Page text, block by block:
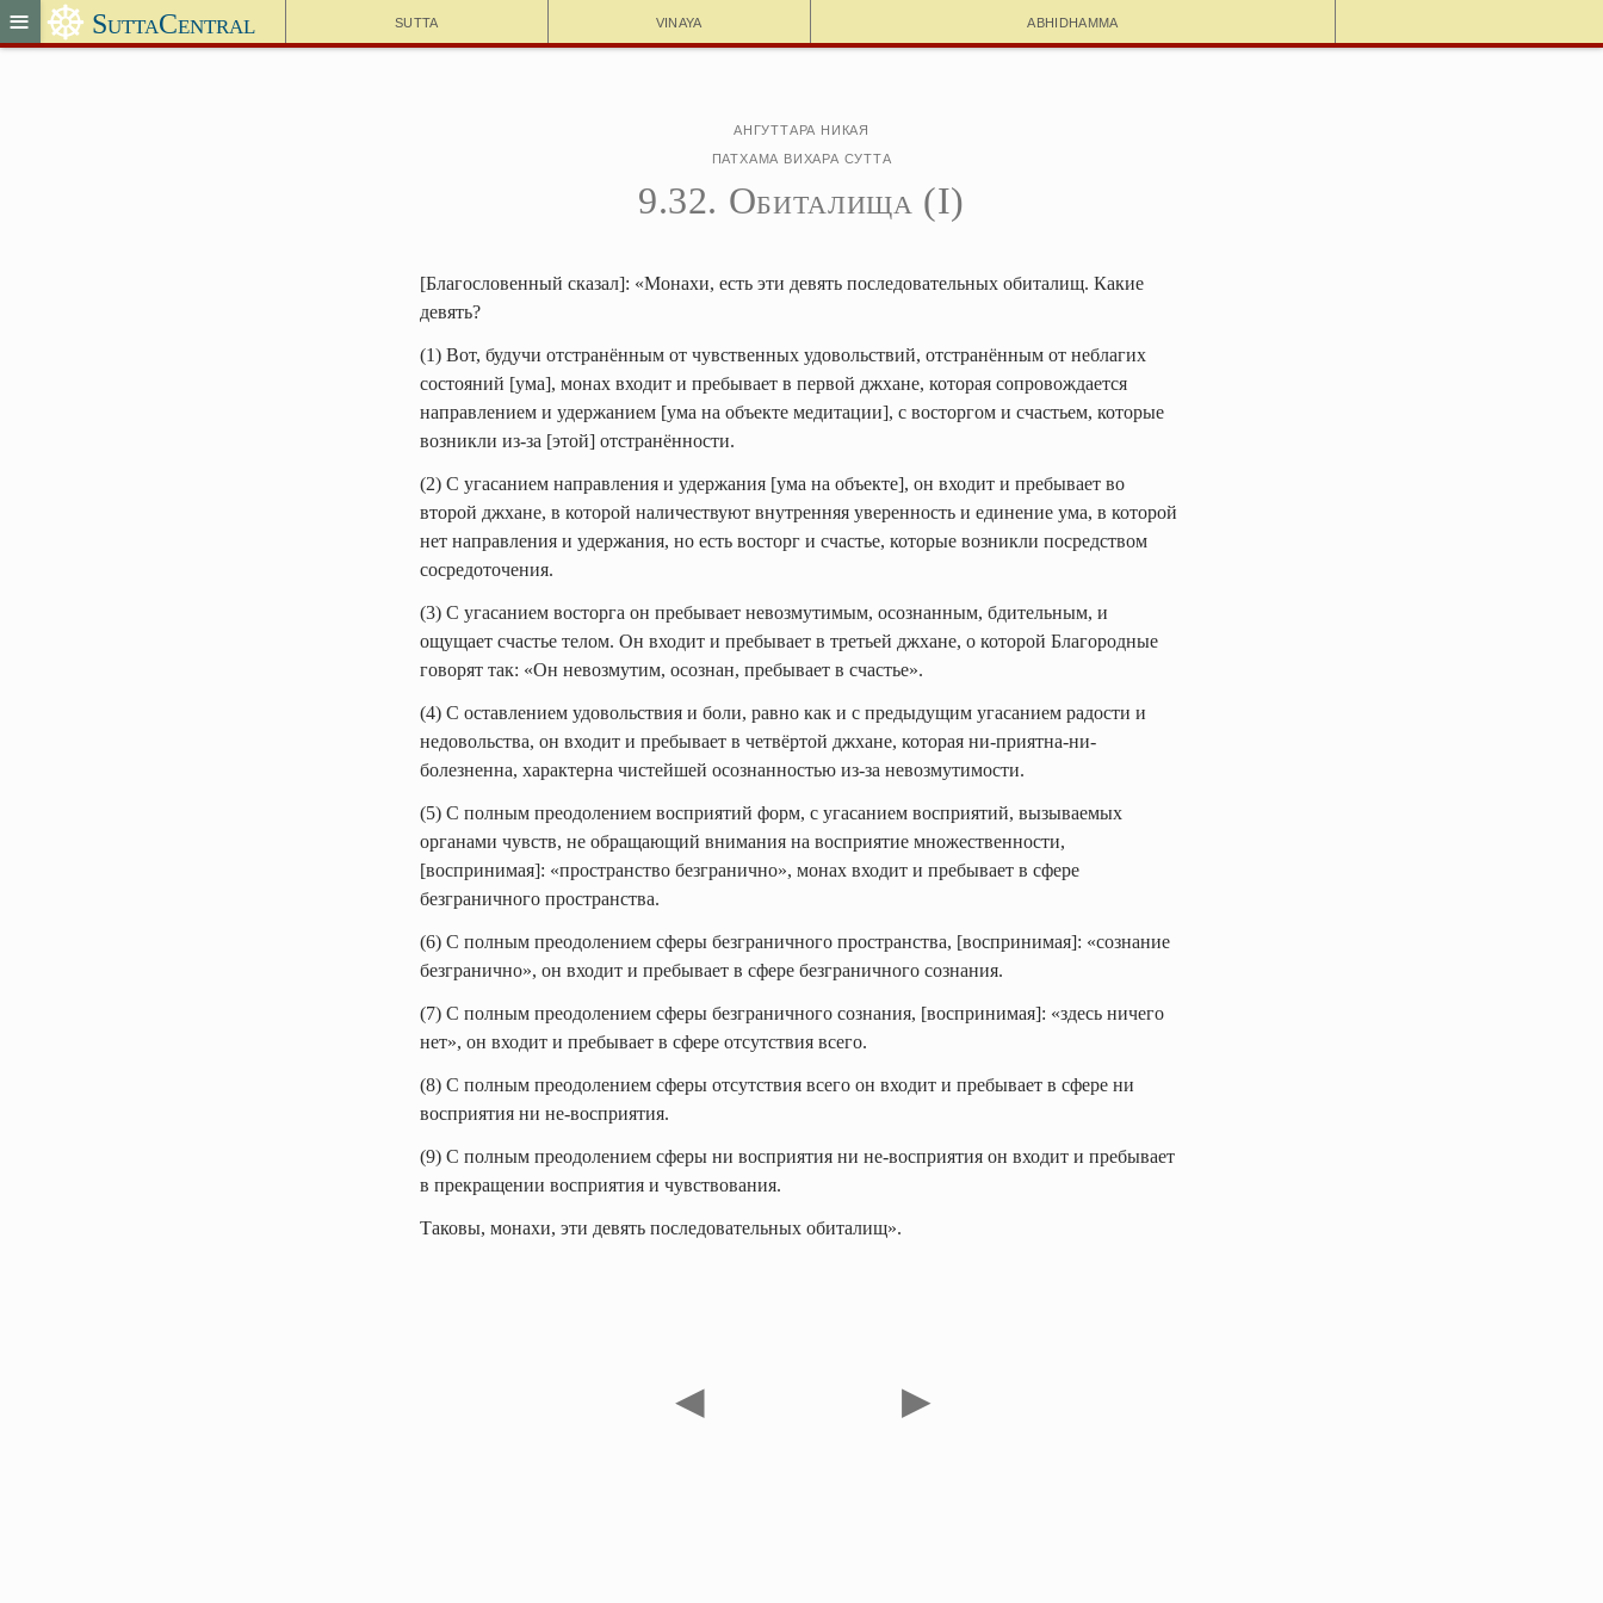
Sutta Vinaya Abhidhamma
≡ ☸ SuttaCentral
Ангуттара Никая
Патхама вихара сутта
9.32. Обиталища (I)
[Благословенный сказал]: «Монахи, есть эти девять последовательных обиталищ. Какие
девять?
(1) Вот, будучи отстранённым от чувственных удовольствий, отстранённым от неблагих
состояний [ума], монах входит и пребывает в первой джхане, которая сопровождается
направлением и удержанием [ума на объекте медитации], с восторгом и счастьем, которые
возникли из-за [этой] отстранённости.
(2) С угасанием направления и удержания [ума на объекте], он входит и пребывает во
второй джхане, в которой наличествуют внутренняя уверенность и единение ума, в которой
нет направления и удержания, но есть восторг и счастье, которые возникли посредством
сосредоточения.
(3) С угасанием восторга он пребывает невозмутимым, осознанным, бдительным, и
ощущает счастье телом. Он входит и пребывает в третьей джхане, о которой Благородные
говорят так: «Он невозмутим, осознан, пребывает в счастье».
(4) С оставлением удовольствия и боли, равно как и с предыдущим угасанием радости и
недовольства, он входит и пребывает в четвёртой джхане, которая ни-приятна-ни-
болезненна, характерна чистейшей осознанностью из-за невозмутимости.
(5) С полным преодолением восприятий форм, с угасанием восприятий, вызываемых
органами чувств, не обращающий внимания на восприятие множественности,
[воспринимая]: «пространство безгранично», монах входит и пребывает в сфере
безграничного пространства.
(6) С полным преодолением сферы безграничного пространства, [воспринимая]: «сознание
безгранично», он входит и пребывает в сфере безграничного сознания.
(7) С полным преодолением сферы безграничного сознания, [воспринимая]: «здесь ничего
нет», он входит и пребывает в сфере отсутствия всего.
(8) С полным преодолением сферы отсутствия всего он входит и пребывает в сфере ни
восприятия ни не-восприятия.
(9) С полным преодолением сферы ни восприятия ни не-восприятия он входит и пребывает
в прекращении восприятия и чувствования.
Таковы, монахи, эти девять последовательных обиталищ».
◀ ▶